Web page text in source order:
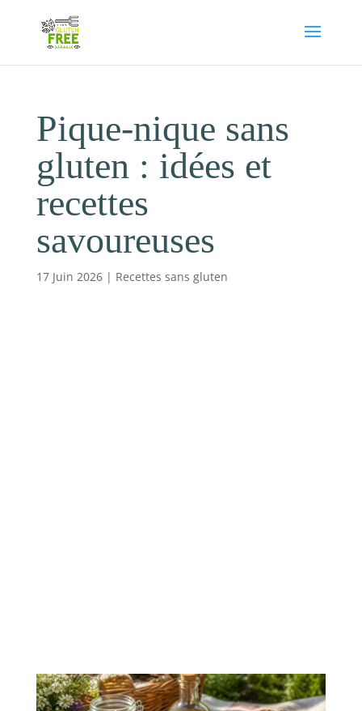
Pique-nique sans
gluten : idées et
recettes
savoureuses
17 Juin 2026| Recettes sans gluten